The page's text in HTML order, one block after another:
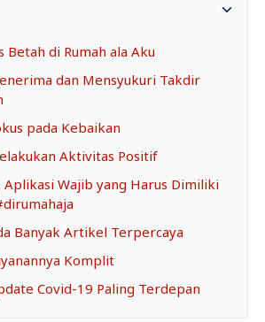
Betah di Rumah ala Aku
dan Mensyukuri Takdir
pada Kebaikan
Aktivitas Positif
Aplikasi Wajib yang Harus Dimiliki
Banyak Artikel Terpercaya
Komplit
Covid-19 Paling Terdepan